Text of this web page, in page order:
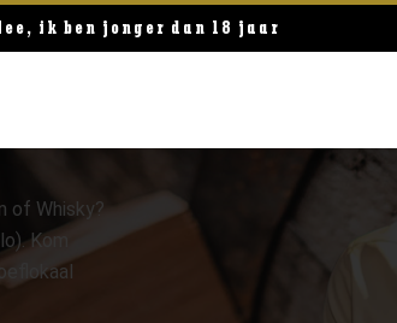
of Whisky?
Kom
ik ben jonger dan 18 jaar